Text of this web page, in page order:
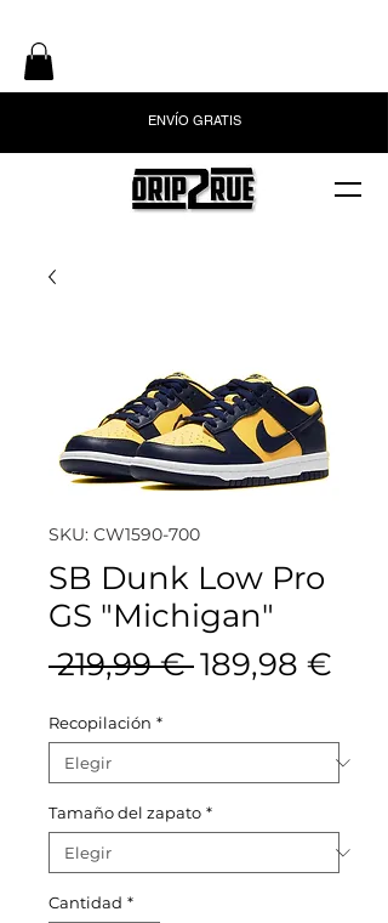
ENVÍO GRATIS
SKU: CW1590-700
SB Dunk Low Pro
GS "Michigan"
219,99 € Precio
189,98 €
Recopilación *
Tamaño del zapato *
Cantidad *